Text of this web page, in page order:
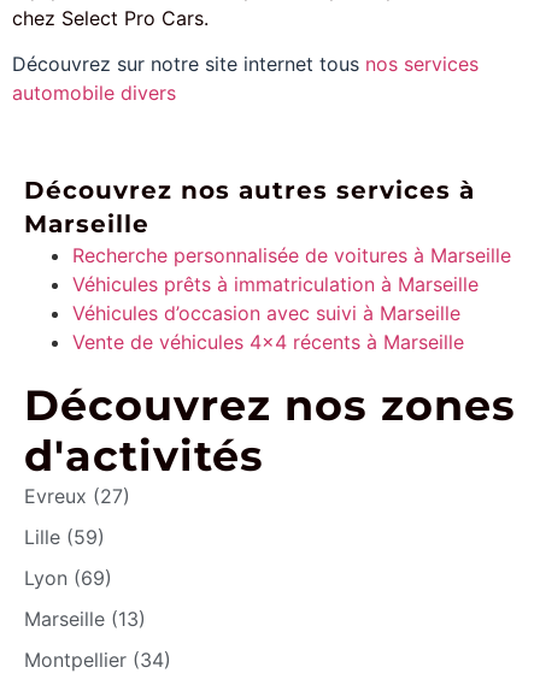
chez Select Pro Cars.
Découvrez sur notre site internet tous nos services
automobile divers
Découvrez nos autres services à
Marseille
Recherche personnalisée de voitures à Marseille
Véhicules prêts à immatriculation à Marseille
Véhicules d’occasion avec suivi à Marseille
Vente de véhicules 4×4 récents à Marseille
Découvrez nos zones
d'activités
Evreux (27)
Lille (59)
Lyon (69)
Marseille (13)
Montpellier (34)